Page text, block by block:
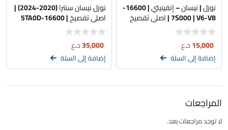
نوزل | نيسان – إنفينيتي | 16600-
7S000 | V6-V8 | اصلي تفصيخ
15,000د.ع
إضافة إلى السلة
نوزل نيسان سنترا (2020-2024) |
اصلي تفصيخ | 16600-5TA0D
35,000د.ع
إضافة إلى السلة
المراجعات
لا توجد مراجعات بعد.